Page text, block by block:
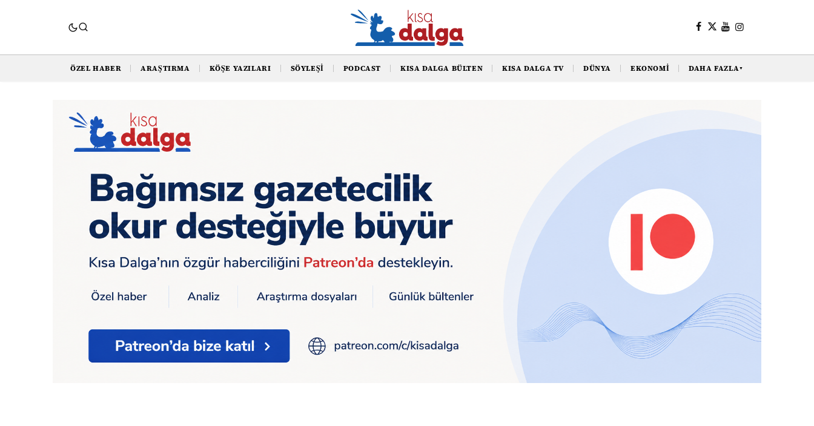
ÖZEL HABER ARAŞTIRMA KÖŞE YAZILARI SÖYLEŞI PODCAST KISA DALGA BÜLTEN KISA DALGA TV DÜNYA EKONOMI DAHA FAZLA▼
Seçil Erzan'ın kuzeni ile yazışmaları ortaya çıktı: Hadi öbür salaklar ütopik bir şeye girmiş...